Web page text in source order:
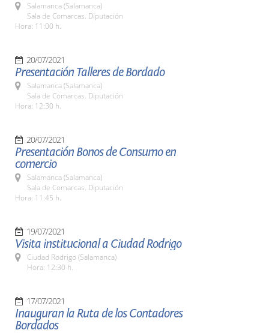
Salamanca (Salamanca)
Sala de Comarcas. Diputación
Hora: 11:00 h.
20/07/2021
Presentación Talleres de Bordado
Salamanca (Salamanca)
Sala de Comarcas. Diputación
Hora: 12:30 h.
20/07/2021
Presentación Bonos de Consumo en
comercio
Salamanca (Salamanca)
Sala de Comarcas. Diputación
Hora: 11:45 h.
19/07/2021
Visita institucional a Ciudad Rodrigo
Ciudad Rodrigo (Salamanca)
Hora: 12:30 h.
17/07/2021
Inauguran la Ruta de los Contadores
Bordados